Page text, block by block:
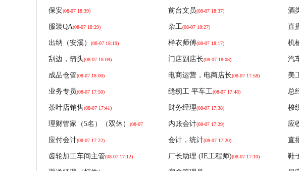
福建美可纸业有限公司 下载了
福建美可纸业有限公司 下载了
福建美可纸业有限公司 下载了
福建美可纸业有限公司 下载了
福建美可纸业有限公司 下载了史
先）
保安(08-07 18:39) 前台文员(08-07 18:37) 酒
服装QA(08-07 18:29) 杂工(08-07 18:27) 直
出纳（安溪） (08-07 18:19) 样衣师傅(08-07 18:17) 机
刮边，箭头(08-07 18:09) 门店副店长(08-07 18:08) 汽
成品仓管(08-07 18:00) 电商运营，电商店长(08-07 17:58) 美
业务专员(08-07 17:50) 缝纫工 平车工(08-07 17:48) 总
茶叶店销售(08-07 17:41) 财务经理(08-07 17:38) 梭
理财管家（5名）（双休） (08-07
17:31)
内账会计(08-07 17:29) 应
应付会计(08-07 17:22) 会计，统计(08-07 17:20) 直
齿轮加工车间主管(08-07 17:12) 厂长助理 (IE工程师)(08-07 17:10) 鞋